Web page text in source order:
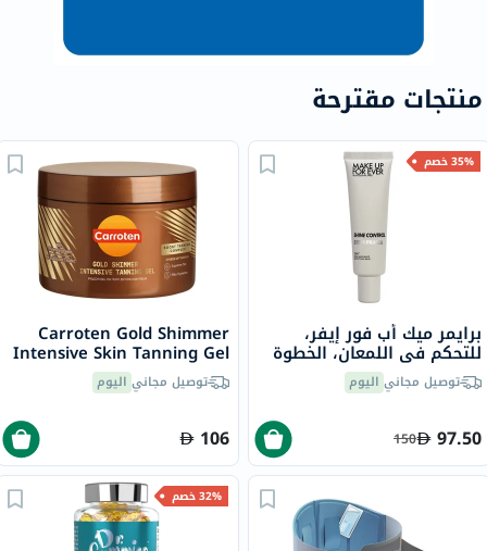
منتجات مقترحة
35% خصم
برايمر ميك أب فور إيفر،
للتحكم في اللمعان، الخطوة
الأولى، 30 مل
توصيل مجاني اليوم
97.50
150
Carroten Gold Shimmer
Intensive Skin Tanning Gel
150mlتوصيل مجاني اليوم
106
32% خصم